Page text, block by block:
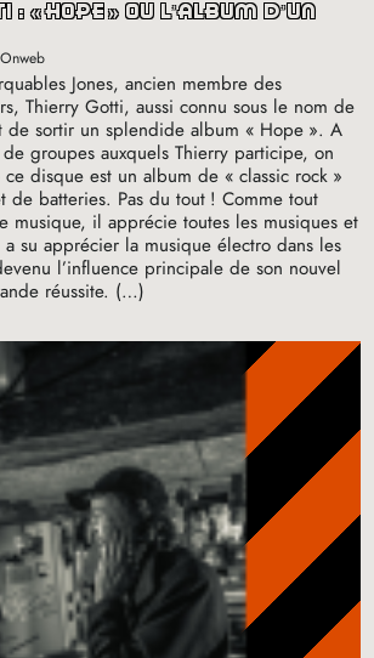
: «hope » ou l’album d’un
Jones, ancien membre des
Thierry Gotti, aussi connu sous le nom de
de sortir un splendide album « Hope ». A
groupes auxquels Thierry participe, on
disque est un album de « classic rock »
de batteries. Pas du tout ! Comme tout
musique, il apprécie toutes les musiques et
su apprécier la musique électro dans les
l’influence principale de son nouvel
réussite. (…)